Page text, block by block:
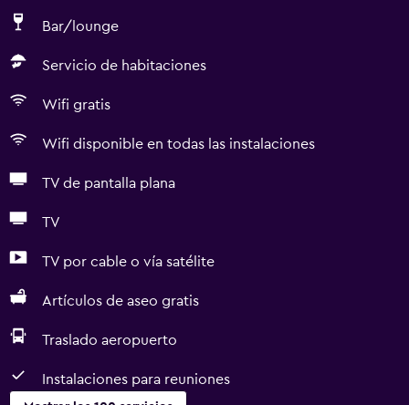
Bar/lounge
Servicio de habitaciones
Wifi gratis
Wifi disponible en todas las instalaciones
TV de pantalla plana
TV
TV por cable o vía satélite
Artículos de aseo gratis
Traslado aeropuerto
Instalaciones para reuniones